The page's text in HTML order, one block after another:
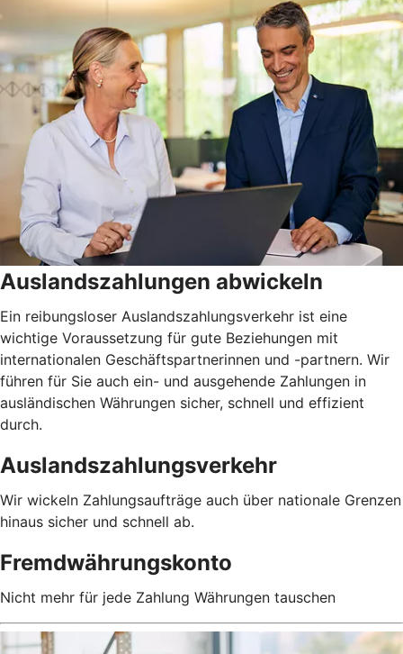
Auslandszahlungen abwickeln
Ein reibungsloser Auslandszahlungsverkehr ist eine
wichtige Voraussetzung für gute Beziehungen mit
internationalen Geschäftspartnerinnen und -partnern. Wir
führen für Sie auch ein- und ausgehende Zahlungen in
ausländischen Währungen sicher, schnell und effizient
durch.
Auslandszahlungsverkehr
Wir wickeln Zahlungsaufträge auch über nationale Grenzen
hinaus sicher und schnell ab.
Fremdwährungskonto
Nicht mehr für jede Zahlung Währungen tauschen